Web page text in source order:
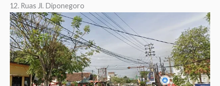
12. Ruas Jl. Diponegoro